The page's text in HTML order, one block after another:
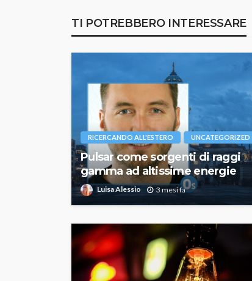
TI POTREBBERO INTERESSARE
RICERCANDO ALL'ESTERO UNCATEGORIZED
Pulsar come sorgenti di raggi
gamma ad altissime energie
Luisa Alessio 3 mesi fa